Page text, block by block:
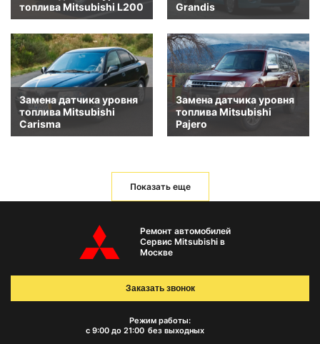
топлива Mitsubishi L200
Grandis
Замена датчика уровня
топлива Mitsubishi
Carisma
Замена датчика уровня
топлива Mitsubishi
Pajero
Показать еще
Ремонт автомобилей
Сервис Mitsubishi в
Москве
Режим работы:
с 9:00 до 21:00 без выходных
Заказать звонок